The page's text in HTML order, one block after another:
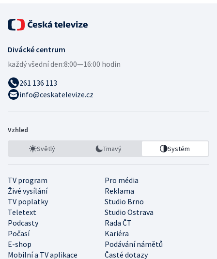
Divácké centrum
každý všední den:8:00—16:00 hodin
261 136 113
info@ceskatelevize.cz
Vzhled
Světlý Tmavý Systém
TV program
Pro média
Živé vysílání
Reklama
TV poplatky
Studio Brno
Teletext
Studio Ostrava
Podcasty
Rada ČT
Počasí
Kariéra
E-shop
Podávání námětů
Mobilní a TV aplikace
Časté dotazy